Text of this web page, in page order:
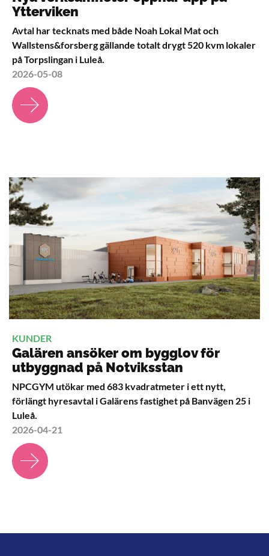
Ytterviken
Avtal har tecknats med både Noah Lokal Mat och
Wallstens&forsberg gällande totalt drygt 520 kvm lokaler
på Torpslingan i Luleå.
2026-05-08
KUNDER
Galären ansöker om bygglov för
utbyggnad på Notviksstan
NPCGYM utökar med 683 kvadratmeter i ett nytt,
förlängt hyresavtal i Galärens fastighet på Banvägen 25 i
Luleå.
2026-04-21